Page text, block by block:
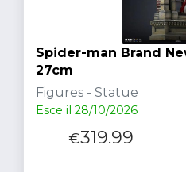
Spider-man Brand
27cm
Figures - Statue
Esce il 28/10/2026
€319.99